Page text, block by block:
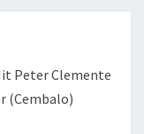
Peter Clemente
(Cembalo)